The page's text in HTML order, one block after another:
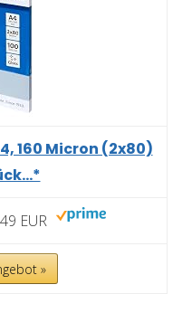
160 Micron (2x80)
EUR
»